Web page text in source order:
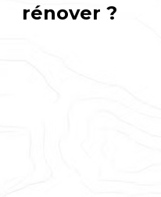
rénover ?